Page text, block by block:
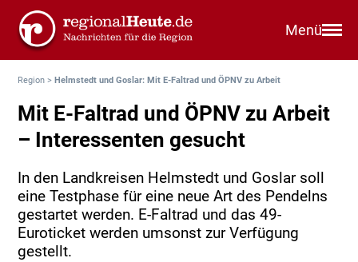
Menü
Region >Helmstedt und Goslar: Mit E-Faltrad und ÖPNV zu Arbeit
Mit E-Faltrad und ÖPNV zu Arbeit
– Interessenten gesucht
In den Landkreisen Helmstedt und Goslar soll
eine Testphase für eine neue Art des Pendelns
gestartet werden. E-Faltrad und das 49-
Euroticket werden umsonst zur Verfügung
gestellt.